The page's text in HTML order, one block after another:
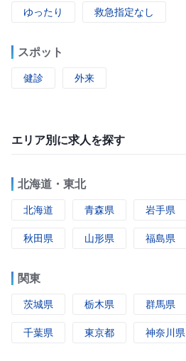
ゆったり 救急指定なし
スポット
健診 外来
エリア別に求人を探す
北海道・東北
北海道 青森県 岩手県
秋田県 山形県 福島県
関東
茨城県 栃木県 群馬県
千葉県 東京都 神奈川県